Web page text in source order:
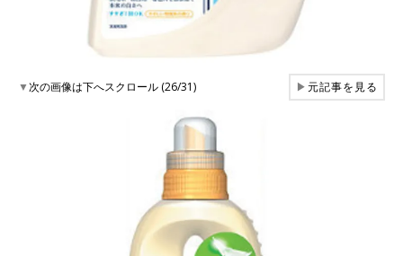
▼次の画像は下へスクロール (26/31) ▶元記事を見る